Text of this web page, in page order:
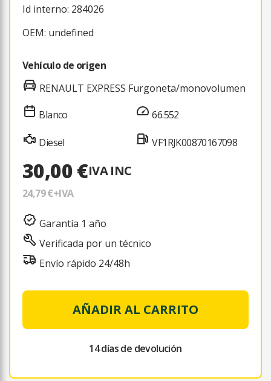
Id interno: 284026
OEM: undefined
Vehículo de origen
RENAULT EXPRESS Furgoneta/monovolumen
Blanco
Diesel
66.552
VF1RJK00870167098
30,00 €IVA INC
24,79 €+IVA
Garantía 1 año
Verificada por un técnico
Envío rápido 24/48h
AÑADIR AL CARRITO
14 días de devolución